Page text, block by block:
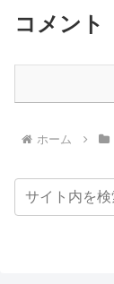
コメント
ホーム